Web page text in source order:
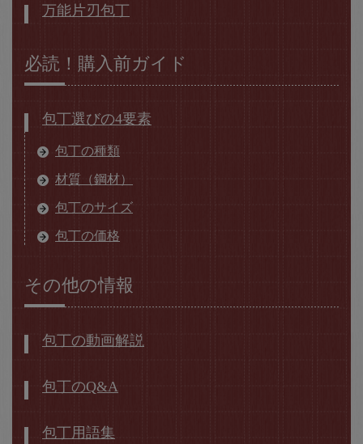
万能片刃包丁
必読！購入前ガイド
包丁選びの4要素
包丁の種類
材質（鋼材）
包丁のサイズ
包丁の価格
その他の情報
包丁の動画解説
包丁のQ&A
包丁用語集